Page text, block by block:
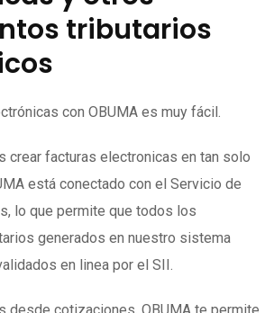
tributarios
con OBUMA es muy fácil.
crear facturas electronicas en tan solo
está conectado con el Servicio de
lo que permite que todos los
generados en nuestro sistema
en linea por el SII.